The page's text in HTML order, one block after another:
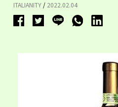
ITALIANITY / 2022.02.04